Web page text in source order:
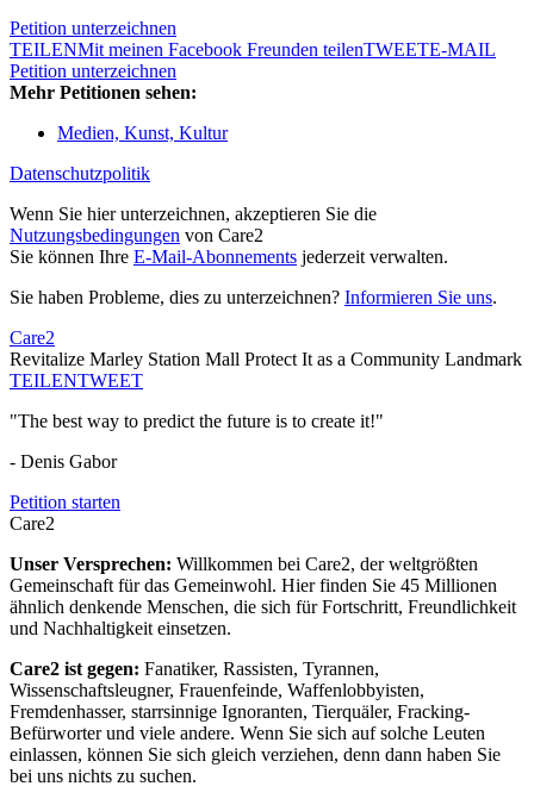
Petition unterzeichnen
TEILENMit meinen Facebook Freunden teilenTWEETE-MAIL
Petition unterzeichnen
Mehr Petitionen sehen:
Medien, Kunst, Kultur
Datenschutzpolitik
Wenn Sie hier unterzeichnen, akzeptieren Sie die
Nutzungsbedingungen von Care2
Sie können Ihre E-Mail-Abonnements jederzeit verwalten.
Sie haben Probleme, dies zu unterzeichnen? Informieren Sie uns.
Care2
Revitalize Marley Station Mall Protect It as a Community Landmark
TEILENTWEET
"The best way to predict the future is to create it!"
- Denis Gabor
Petition starten
Care2
Unser Versprechen: Willkommen bei Care2, der weltgrößten
Gemeinschaft für das Gemeinwohl. Hier finden Sie 45 Millionen
ähnlich denkende Menschen, die sich für Fortschritt, Freundlichkeit
und Nachhaltigkeit einsetzen.
Care2 ist gegen: Fanatiker, Rassisten, Tyrannen,
Wissenschaftsleugner, Frauenfeinde, Waffenlobbyisten,
Fremdenhasser, starrsinnige Ignoranten, Tierquäler, Fracking-
Befürworter und viele andere. Wenn Sie sich auf solche Leuten
einlassen, können Sie sich gleich verziehen, denn dann haben Sie
bei uns nichts zu suchen.